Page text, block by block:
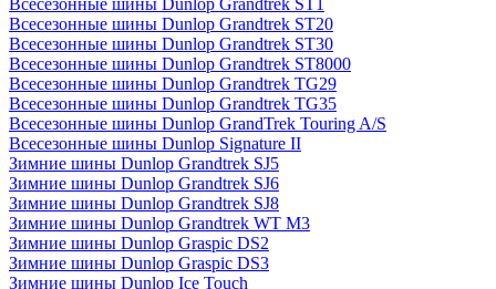
Всесезонные шины Dunlop Grandtrek ST1
Всесезонные шины Dunlop Grandtrek ST20
Всесезонные шины Dunlop Grandtrek ST30
Всесезонные шины Dunlop Grandtrek ST8000
Всесезонные шины Dunlop Grandtrek TG29
Всесезонные шины Dunlop Grandtrek TG35
Всесезонные шины Dunlop GrandTrek Touring A/S
Всесезонные шины Dunlop Signature II
Зимние шины Dunlop Grandtrek SJ5
Зимние шины Dunlop Grandtrek SJ6
Зимние шины Dunlop Grandtrek SJ8
Зимние шины Dunlop Grandtrek WT M3
Зимние шины Dunlop Graspic DS2
Зимние шины Dunlop Graspic DS3
Зимние шины Dunlop Ice Touch